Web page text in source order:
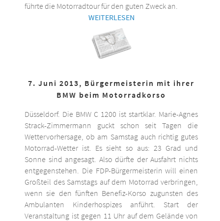
führte die Motorradtour für den guten Zweck an.
WEITERLESEN
7. Juni 2013, Bürgermeisterin mit ihrer
BMW beim Motorradkorso
Düsseldorf. Die BMW C 1200 ist startklar. Marie-Agnes
Strack-Zimmermann guckt schon seit Tagen die
Wettervorhersage, ob am Samstag auch richtig gutes
Motorrad-Wetter ist. Es sieht so aus: 23 Grad und
Sonne sind angesagt. Also dürfte der Ausfahrt nichts
entgegenstehen. Die FDP-Bürgermeisterin will einen
Großteil des Samstags auf dem Motorrad verbringen,
wenn sie den fünften Benefiz-Korso zugunsten des
Ambulanten Kinderhospizes anführt. Start der
Veranstaltung ist gegen 11 Uhr auf dem Gelände von